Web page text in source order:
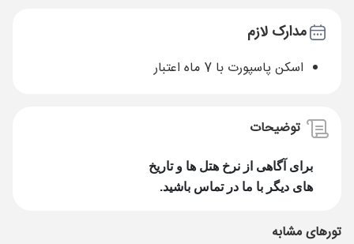
مدارک لازم
اسکن پاسپورت با 7 ماه اعتبار
توضیحات
برای آگاهی از نرخ هتل ها و تاریخ
های دیگر با ما در تماس باشید.
تورهای مشابه